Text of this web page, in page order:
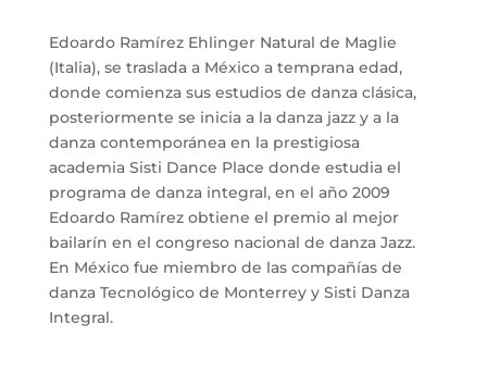
Edoardo Ramírez Ehlinger Natural de Maglie
(Italia), se traslada a México a temprana edad,
donde comienza sus estudios de danza clásica,
posteriormente se inicia a la danza jazz y a la
danza contemporánea en la prestigiosa
academia Sisti Dance Place donde estudia el
programa de danza integral, en el año 2009
Edoardo Ramírez obtiene el premio al mejor
bailarín en el congreso nacional de danza Jazz.
En México fue miembro de las compañías de
danza Tecnológico de Monterrey y Sisti Danza
Integral.